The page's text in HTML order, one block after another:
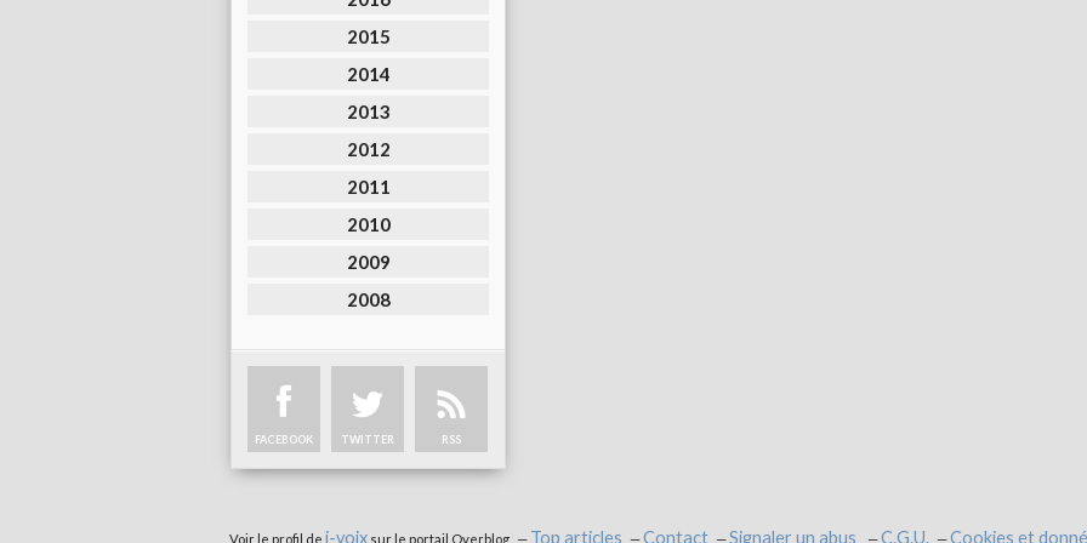
2015
2014
2013
2012
2011
2010
2009
2008
FACEBOOK TWITTER RSS
Voir le profil de i-voixsur le portail Overblog Top articles Contact Signaler un abus C.G.U. Cookies et